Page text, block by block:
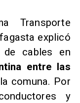
Transporte
explicó
cables en
entre las
comuna. Por
y